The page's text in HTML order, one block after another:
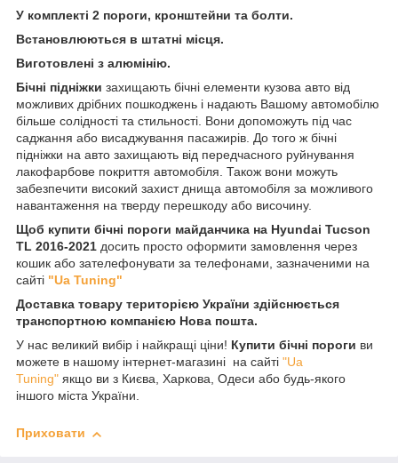
У комплекті 2 пороги, кронштейни та болти.
Встановлюються в штатні місця.
Виготовлені з алюмінію.
Бічні підніжки захищають бічні елементи кузова авто від
можливих дрібних пошкоджень і надають Вашому автомобілю
більше солідності та стильності. Вони допоможуть під час
саджання або висаджування пасажирів. До того ж бічні
підніжки на авто захищають від передчасного руйнування
лакофарбове покриття автомобіля. Також вони можуть
забезпечити високий захист днища автомобіля за можливого
навантаження на тверду перешкоду або височину.
Щоб купити бічні пороги майданчика на Hyundai Tucson
TL 2016-2021 досить просто оформити замовлення через
кошик або зателефонувати за телефонами, зазначеними на
сайті "Ua Tuning"
Доставка товару територією України здійснюється
транспортною компанією Нова пошта.
У нас великий вибір і найкращі ціни! Купити бічні пороги ви
можете в нашому інтернет-магазині на сайті "Ua
Tuning" якщо ви з Києва, Харкова, Одеси або будь-якого
іншого міста України.
Приховати